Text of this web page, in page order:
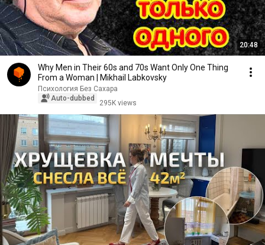
20:48
Why Men in Their 60s and 70s Want Only One Thing
From a Woman | Mikhail Labkovsky
Психология Без Сахара
Auto-dubbed
295K views